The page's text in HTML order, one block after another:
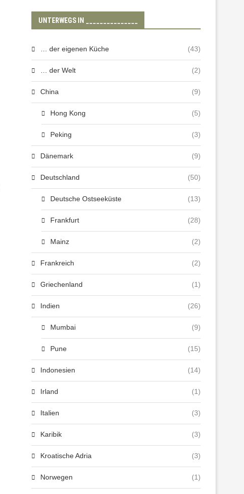
UNTERWEGS IN _______________
… der eigenen Küche (43)
… der Welt (2)
China (9)
Hong Kong (5)
Peking (3)
Dänemark (9)
Deutschland (50)
Deutsche Ostseeküste (13)
Frankfurt (28)
Mainz (2)
Frankreich (2)
Griechenland (1)
Indien (26)
Mumbai (9)
Pune (15)
Indonesien (14)
Irland (1)
Italien (3)
Karibik (3)
Kroatische Adria (3)
Norwegen (1)